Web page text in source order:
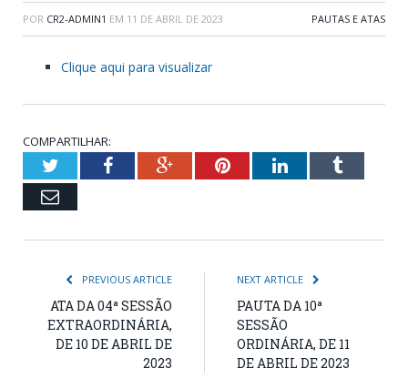
POR CR2-ADMIN1 EM 11 DE ABRIL DE 2023 PAUTAS E ATAS
Clique aqui para visualizar
COMPARTILHAR:
TwitterFacebookGoogle+PinterestLinkedInTumblr
Email
PREVIOUS ARTICLE
ATA DA 04ª SESSÃO
EXTRAORDINÁRIA,
DE 10 DE ABRIL DE
2023
NEXT ARTICLE
PAUTA DA 10ª
SESSÃO
ORDINÁRIA, DE 11
DE ABRIL DE 2023